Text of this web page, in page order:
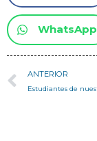
WhatsApp
ANTERIOR